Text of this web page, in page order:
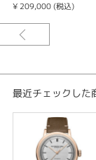
「ミレジム（
ボックス型などの古
ォッチ」です。
メンズ、自動巻き、
¥ 209,000 (税込)
最近チェックした